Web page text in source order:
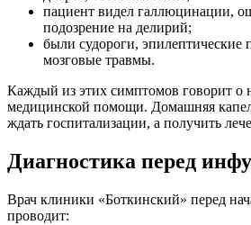
пациент видел галлюцинации,
подозрение на делирий;
были судороги, эпилептические
мозговые травмы.
Каждый из этих симптомов говорит о
медицинской помощи. Домашняя
ждать госпитализации, а получить
Диагностика перед
Врач клиники «Боткинский» перед
проводит: